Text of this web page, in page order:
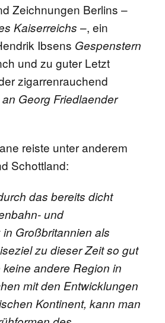
Zeichnungen Berlins –
Kaiserreichs –, ein
Ibsens Gespenstern
und zu guter Letzt
zigarrenrauchend
Georg Friedlaender
reiste unter anderem
Schottland:
das bereits dicht
und
Großbritannien als
zu dieser Zeit so gut
andere Region in
mit den Entwicklungen
Kontinent, kann man